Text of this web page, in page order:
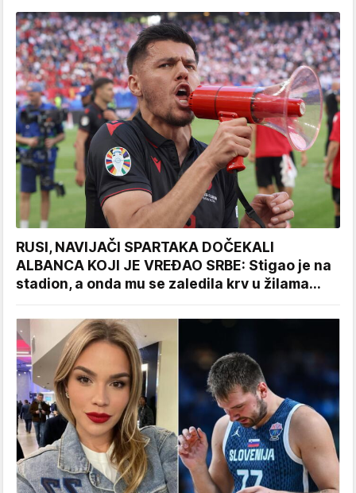
RUSI, NAVIJAČI SPARTAKA DOČEKALI
ALBANCA KOJI JE VREĐAO SRBE: Stigao je na
stadion, a onda mu se zaledila krv u žilama...